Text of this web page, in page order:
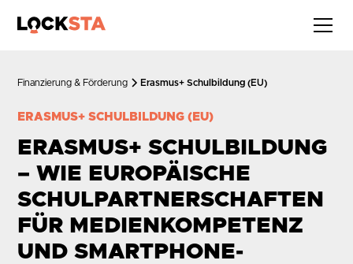
Finanzierung & Förderung Erasmus+ Schulbildung (EU)
ERASMUS+ SCHULBILDUNG (EU)
ERASMUS+ SCHULBILDUNG
– WIE EUROPÄISCHE
SCHULPARTNERSCHAFTEN
FÜR MEDIENKOMPETENZ
UND SMARTPHONE-